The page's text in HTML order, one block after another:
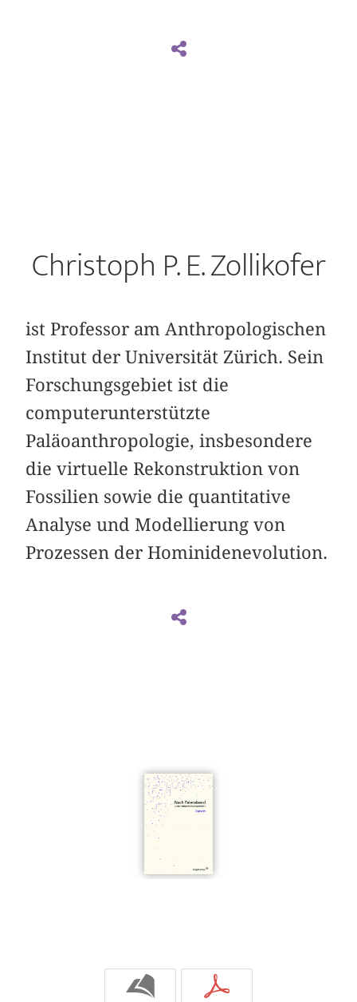
Christoph P. E. Zollikofer
ist Professor am Anthropologischen
Institut der Universität Zürich. Sein
Forschungsgebiet ist die
computerunterstützte
Paläoanthropologie, insbesondere
die virtuelle Rekonstruktion von
Fossilien sowie die quantitative
Analyse und Modellierung von
Prozessen der Hominidenevolution.
b p